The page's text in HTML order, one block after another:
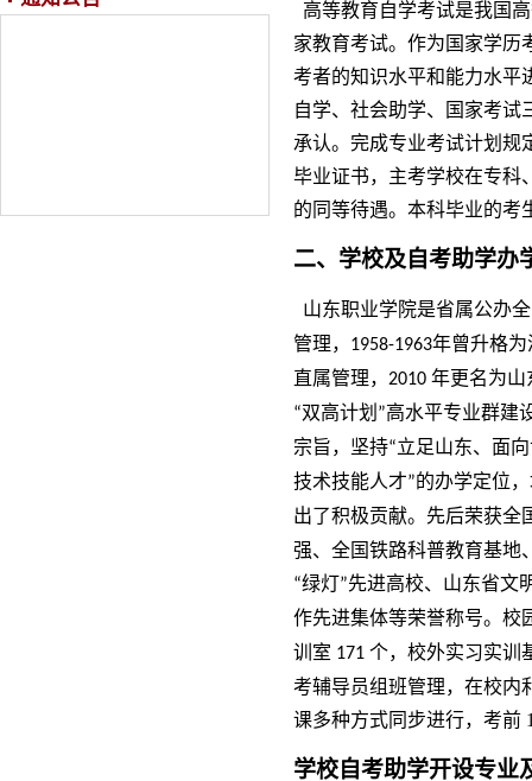
高等教育自学考试是我国
家教育考试。作为 国家学历
考者的知识水平和能力水平
自学、社会助学、国家考试
承认。 完成专业考试计划规
毕业证书，主考学校在专科
的同等待遇。本科毕业的考
二、学校及自考助学办
山东职业学院是省属公办
管理， 1958-1963年曾升格
直属管理， 2010 年更名为山
“双高计划 ”高水平专业群建
宗旨，坚持“立足山东、面
技术技能人才”的办学定位
出了积极贡献。先后荣获
强、全国铁路科普教育基地
“绿灯”先进高校、山东省文
作先进集体等荣誉称号。 校
训室 171 个，校外实习实训
考辅导员组班管理，在校内
课多种方式同步进行，考前
学校自考助学开设专业